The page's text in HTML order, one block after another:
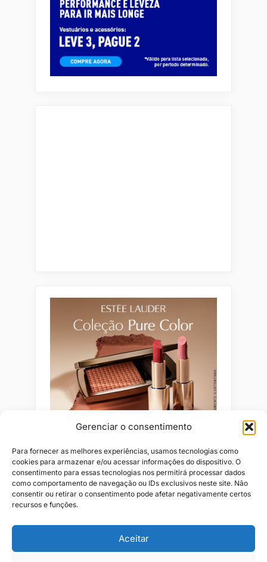
Gerenciar o consentimento
Para fornecer as melhores experiências, usamos tecnologias como
cookies para armazenar e/ou acessar informações do dispositivo. O
consentimento para essas tecnologias nos permitirá processar dados
como comportamento de navegação ou IDs exclusivos neste site. Não
consentir ou retirar o consentimento pode afetar negativamente certos
recursos e funções.
Aceitar